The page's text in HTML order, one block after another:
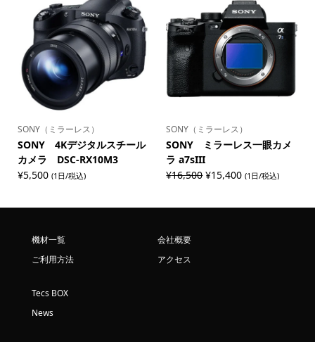
は
¥16,500
で
し
た。
価
格
は
¥11,000
で
す。
SONY（ミラーレス）
SONY 4Kデジタルスチール
カメラ DSC-RX10M3
¥5,500 (1日/税込)
SONY（ミラーレス）
SONY ミラーレス一眼カメ
ラ a7sIII
¥16,500元
¥15,400現(1日/税込)
機材一覧
ご利用方法
会社概要
アクセス
Tecs BOX
News